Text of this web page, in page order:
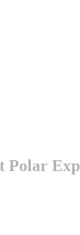
Polar